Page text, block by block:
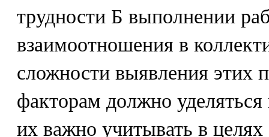
трудности Б выполнении
взаимоотношения в
сложности выявления этих
факторам должно
их важно учитывать в